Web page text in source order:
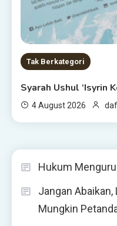
Tak Berkategori
Syarah Ushul ‘Isyrin
4 August 2026
Hukum
Jangan
Mungkin